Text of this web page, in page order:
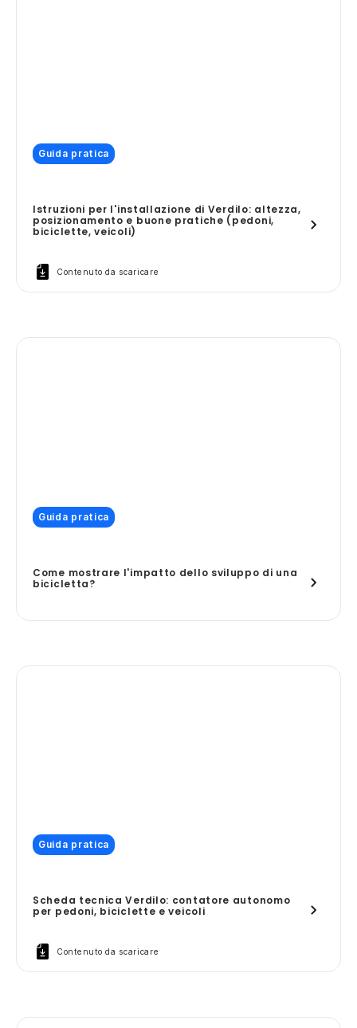
Guida pratica
Istruzioni per l'installazione di Verdilo: altezza,
posizionamento e buone pratiche (pedoni,
biciclette, veicoli)
Contenuto da scaricare
Guida pratica
Come mostrare l'impatto dello sviluppo di una
bicicletta?
Guida pratica
Scheda tecnica Verdilo: contatore autonomo
per pedoni, biciclette e veicoli
Contenuto da scaricare